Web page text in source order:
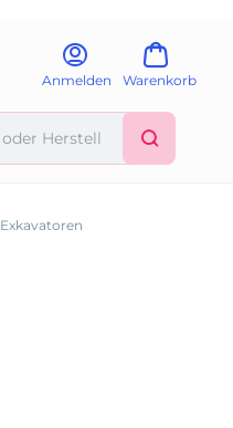
Anmelden Warenkorb
Exkavatoren